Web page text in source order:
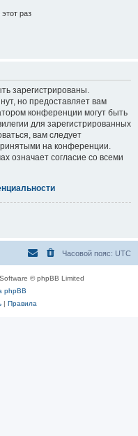
раз
зарегистрированы.
но предоставляет вам
конференции могут быть
для зарегистрированных
вам следует
на конференции.
означает согласие со всеми
Часовой пояс: UTC
© phpBB Limited
phpBB
| Правила